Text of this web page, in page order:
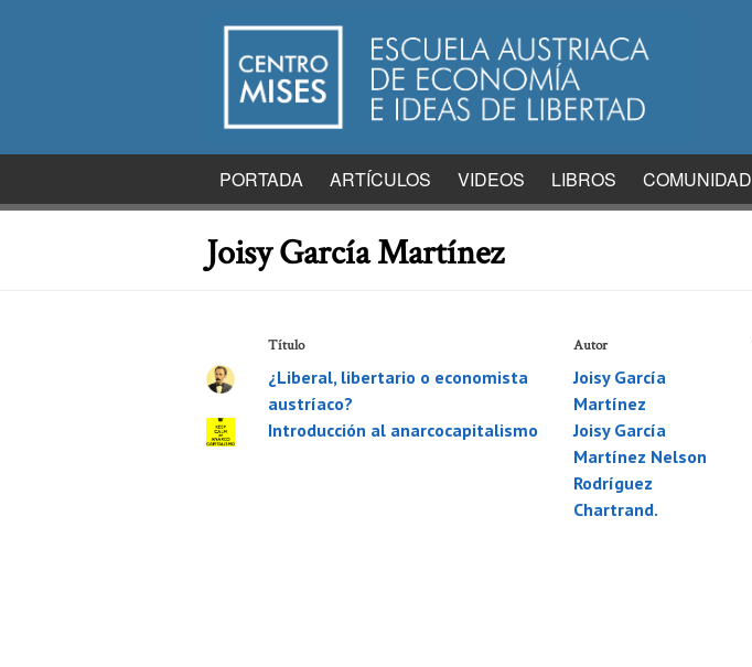
PORTADA ARTÍCULOS VIDEOS LIBROS COMUNIDAD
Joisy García Martínez
Título Autor
¿Liberal, libertario o economista
austríaco?
Joisy García
Martínez
Introducción al anarcocapitalismo
Joisy García
Martínez Nelson
Rodríguez
Chartrand.